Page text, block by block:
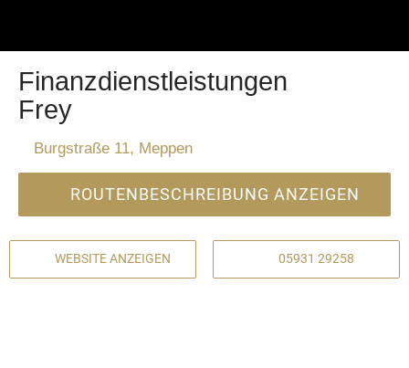
Finanzdienstleistungen
Frey
Burgstraße 11, Meppen
ROUTENBESCHREIBUNG ANZEIGEN
WEBSITE ANZEIGEN 05931 29258